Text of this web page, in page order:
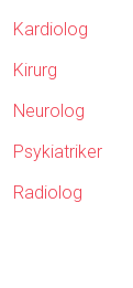
Kardiolog
Kirurg
Neurolog
Psykiatriker
Radiolog